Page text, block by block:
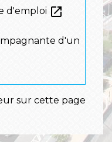
d'emploi open_in_new
d'un
sur cette page